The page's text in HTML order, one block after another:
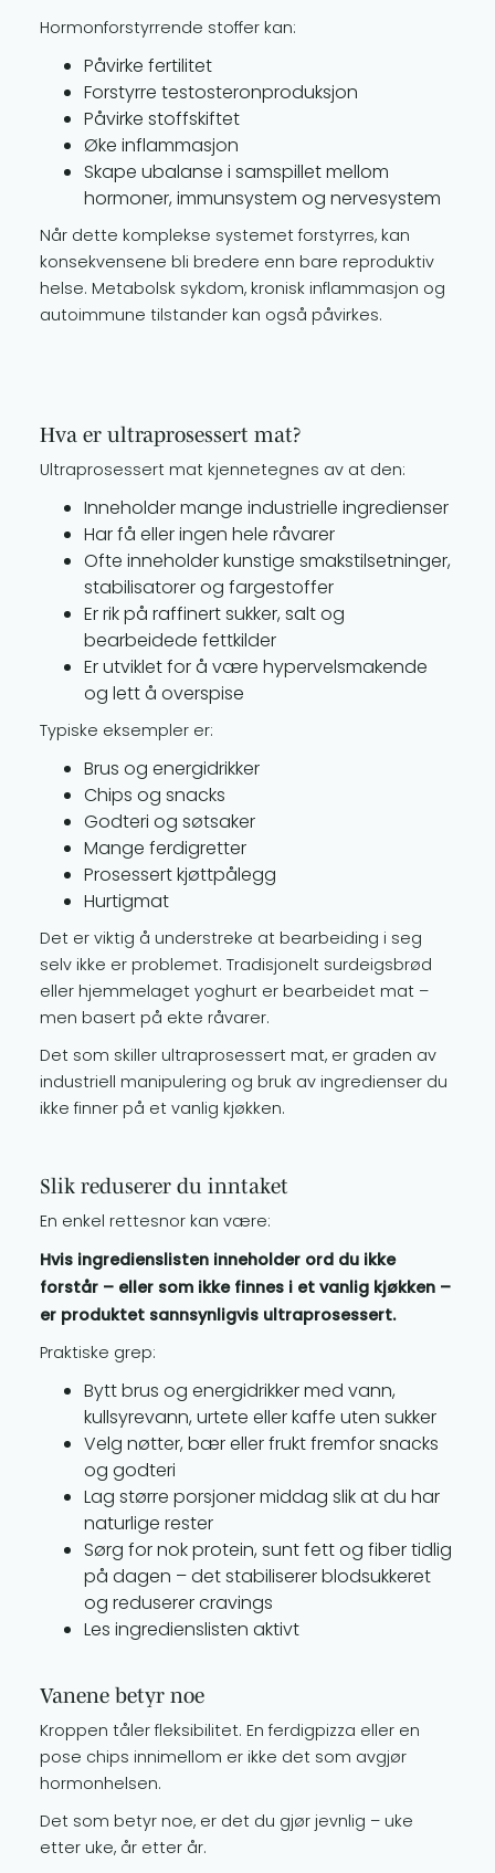
Hormonforstyrrende stoffer kan:
Påvirke fertilitet
Forstyrre testosteronproduksjon
Påvirke stoffskiftet
Øke inflammasjon
Skape ubalanse i samspillet mellom
hormoner, immunsystem og nervesystem
Når dette komplekse systemet forstyrres, kan
konsekvensene bli bredere enn bare reproduktiv
helse. Metabolsk sykdom, kronisk inflammasjon og
autoimmune tilstander kan også påvirkes.
Hva er ultraprosessert mat?
Ultraprosessert mat kjennetegnes av at den:
Inneholder mange industrielle ingredienser
Har få eller ingen hele råvarer
Ofte inneholder kunstige smakstilsetninger,
stabilisatorer og fargestoffer
Er rik på raffinert sukker, salt og
bearbeidede fettkilder
Er utviklet for å være hypervelsmakende
og lett å overspise
Typiske eksempler er:
Brus og energidrikker
Chips og snacks
Godteri og søtsaker
Mange ferdigretter
Prosessert kjøttpålegg
Hurtigmat
Det er viktig å understreke at bearbeiding i seg
selv ikke er problemet. Tradisjonelt surdeigsbrød
eller hjemmelaget yoghurt er bearbeidet mat –
men basert på ekte råvarer.
Det som skiller ultraprosessert mat, er graden av
industriell manipulering og bruk av ingredienser du
ikke finner på et vanlig kjøkken.
Slik reduserer du inntaket
En enkel rettesnor kan være:
Hvis ingredienslisten inneholder ord du ikke
forstår – eller som ikke finnes i et vanlig kjøkken –
er produktet sannsynligvis ultraprosessert.
Praktiske grep:
Bytt brus og energidrikker med vann,
kullsyrevann, urtete eller kaffe uten sukker
Velg nøtter, bær eller frukt fremfor snacks
og godteri
Lag større porsjoner middag slik at du har
naturlige rester
Sørg for nok protein, sunt fett og fiber tidlig
på dagen – det stabiliserer blodsukkeret
og reduserer cravings
Les ingredienslisten aktivt
Vanene betyr noe
Kroppen tåler fleksibilitet. En ferdigpizza eller en
pose chips innimellom er ikke det som avgjør
hormonhelsen.
Det som betyr noe, er det du gjør jevnlig – uke
etter uke, år etter år.